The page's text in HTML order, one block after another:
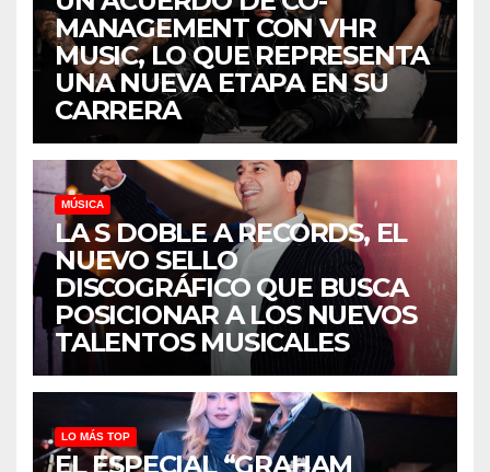
MANAGEMENT CON VHR
MUSIC, LO QUE REPRESENTA
UNA NUEVA ETAPA EN SU
CARRERA
MÚSICA
LA S DOBLE A RECORDS, EL
NUEVO SELLO
DISCOGRÁFICO QUE BUSCA
POSICIONAR A LOS NUEVOS
TALENTOS MUSICALES
LO MÁS TOP
EL ESPECIAL “GRAHAM